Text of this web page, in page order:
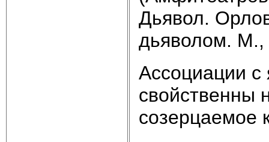
Дьявол.
дьяволом.
Ассоциации
свойственны
созерцаемое